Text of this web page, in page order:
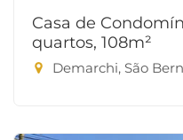
Casa de
quartos, 108m²
Demarchi, São